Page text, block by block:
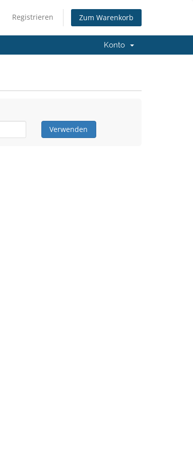
Registrieren Zum Warenkorb
Konto
Verwenden